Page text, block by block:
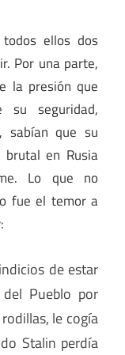
ellos dos
Por una parte,
la presión que
su seguridad,
sabían que su
en Rusia
Lo que no
fue el temor a
de estar
del Pueblo por
le cogía
Stalin perdía